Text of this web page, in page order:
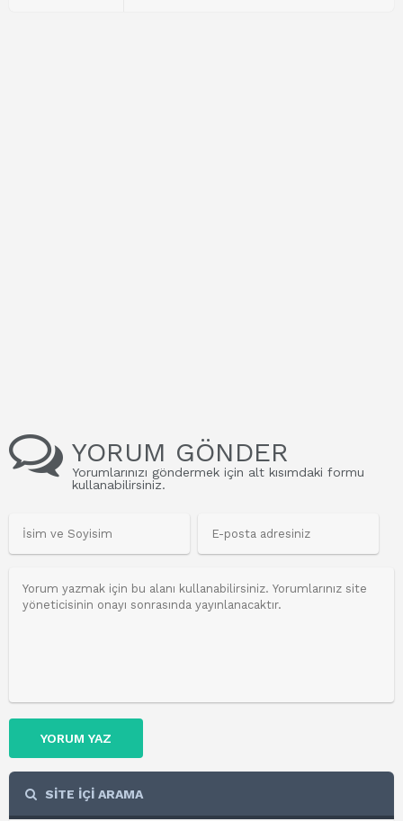
YORUM GÖNDER
Yorumlarınızı göndermek için alt kısımdaki formu
kullanabilirsiniz.
YORUM YAZ
SİTE İÇİ ARAMA